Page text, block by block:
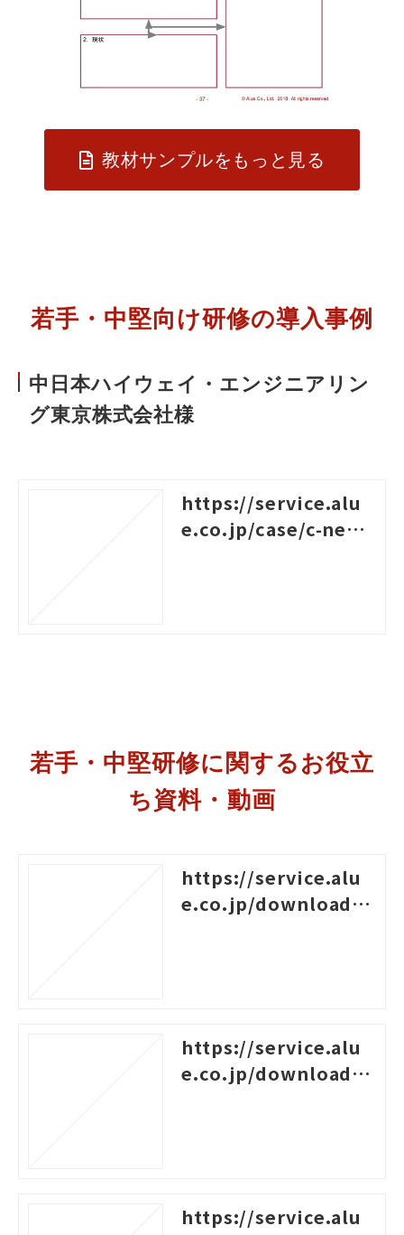
教材サンプルをもっと見る
若手・中堅向け研修の導入事例
中日本ハイウェイ・エンジニアリン
グ東京株式会社様
https://service.alu
e.co.jp/case/c-nexc
若手・中堅研修に関するお役立
ち資料・動画
https://service.alu
e.co.jp/download/1
https://service.alu
e.co.jp/download/7
https://service.alu